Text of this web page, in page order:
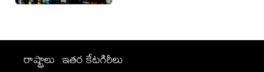
రాష్ట్రాలు ఇతర కేటగిరీలు